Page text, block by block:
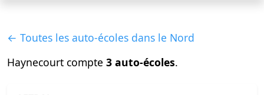
← Toutes les auto-écoles dans le Nord
Haynecourt compte 3 auto-écoles.